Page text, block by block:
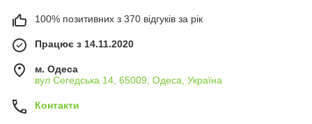
100% позитивних з 370 відгуків за рік
Працює з 14.11.2020
м. Одеса
вул Сегедська 14, 65009, Одеса, Україна
Контакти